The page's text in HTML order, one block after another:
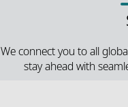
We connect you to all
stay ahead with